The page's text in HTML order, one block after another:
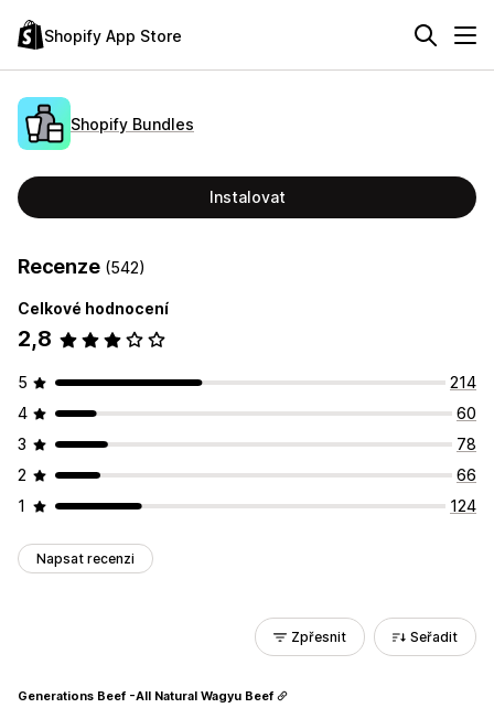
Shopify App Store
Shopify Bundles
Instalovat
Recenze (542)
Celkové hodnocení
2,8
5
214
4
60
3
78
2
66
1
124
Napsat recenzi
Zpřesnit Seřadit
Generations Beef -All Natural Wagyu Beef